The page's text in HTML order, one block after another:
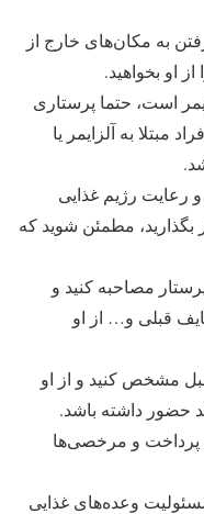
به مکان‌های خارج از
او بخواهید.
است، حتما پرستاری
مبتلا به آلزایمر یا
رعایت رژیم غذایی
بگذارید، مطمئن شوید که
مصاحبه کنید و
قبلی و… از او
مشخص کنید و از او
حضور داشته باشد.
پرداخت و مرخصی‌ها
وعده‌های غذایی